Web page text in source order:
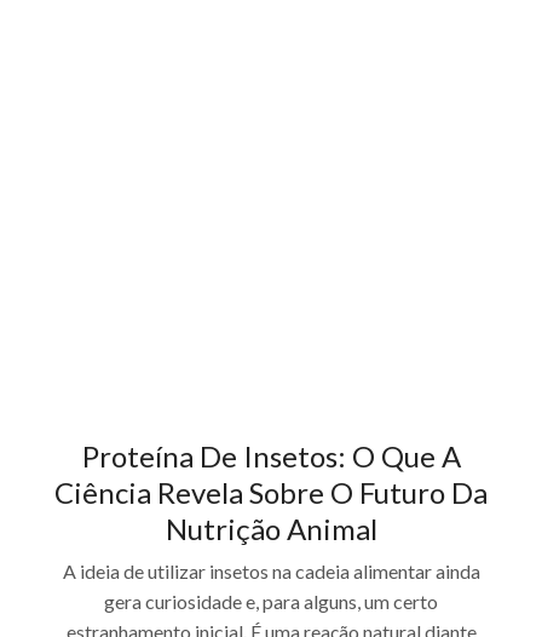
Proteína De Insetos: O Que A
Ciência Revela Sobre O Futuro Da
Nutrição Animal
A ideia de utilizar insetos na cadeia alimentar ainda
gera curiosidade e, para alguns, um certo
estranhamento inicial. É uma reação natural diante